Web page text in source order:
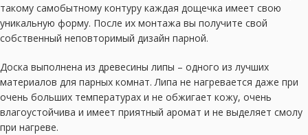
такому самобытному контуру каждая дощечка имеет свою
уникальную форму. После их монтажа вы получите свой
собственный неповторимый дизайн парной.
Доска выполнена из древесины липы – одного из лучших
материалов для парных комнат. Липа не нагревается даже при
очень больших температурах и не обжигает кожу, очень
влагоустойчива и имеет приятный аромат и не выделяет смолу
при нагреве.